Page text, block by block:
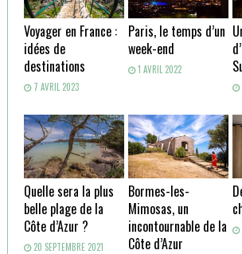
Voyager en France :
idées de
destinations
7 AVRIL 2023
Paris, le temps d’un
week-end
1 AVRIL 2022
Quelle sera la plus
belle plage de la
Côte d’Azur ?
20 SEPTEMBRE 2021
Bormes-les-
Mimosas, un
incontournable de la
Côte d’Azur